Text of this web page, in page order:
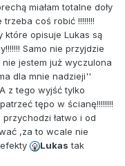
miałam totalne doły
coś robić !!!!!!!!
które opisuje Lukas są
Samo nie przyjdzie
jestem już wyczulona
dla mnie nadzieji''
z tego wyjść tylko
tępo w ścianę!!!!!!!!
łatwo i od
,za to wcale nie
Lukas tak